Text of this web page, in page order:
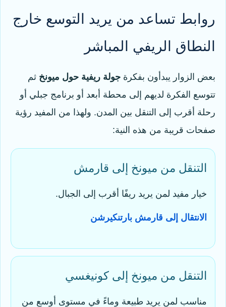
روابط تساعد من يريد التوسع خارج
النطاق الريفي المباشر
بعض الزوار يبدأون بفكرة جولة ريفية حول ميونخ ثم
تتوسع الفكرة لديهم إلى محطة أبعد أو برنامج جبلي أو
رحلة أقرب إلى التنقل بين المدن. ولهذا من المفيد رؤية
صفحات قريبة من هذه النية:
التنقل من ميونخ إلى قارمش
خيار مفيد لمن يريد ريفًا أقرب إلى الجبال.
الانتقال إلى قارمش بارتنكيرشن
التنقل من ميونخ إلى كونيغسي
مناسب لمن يريد طبيعة وماءً في مستوى أوسع من